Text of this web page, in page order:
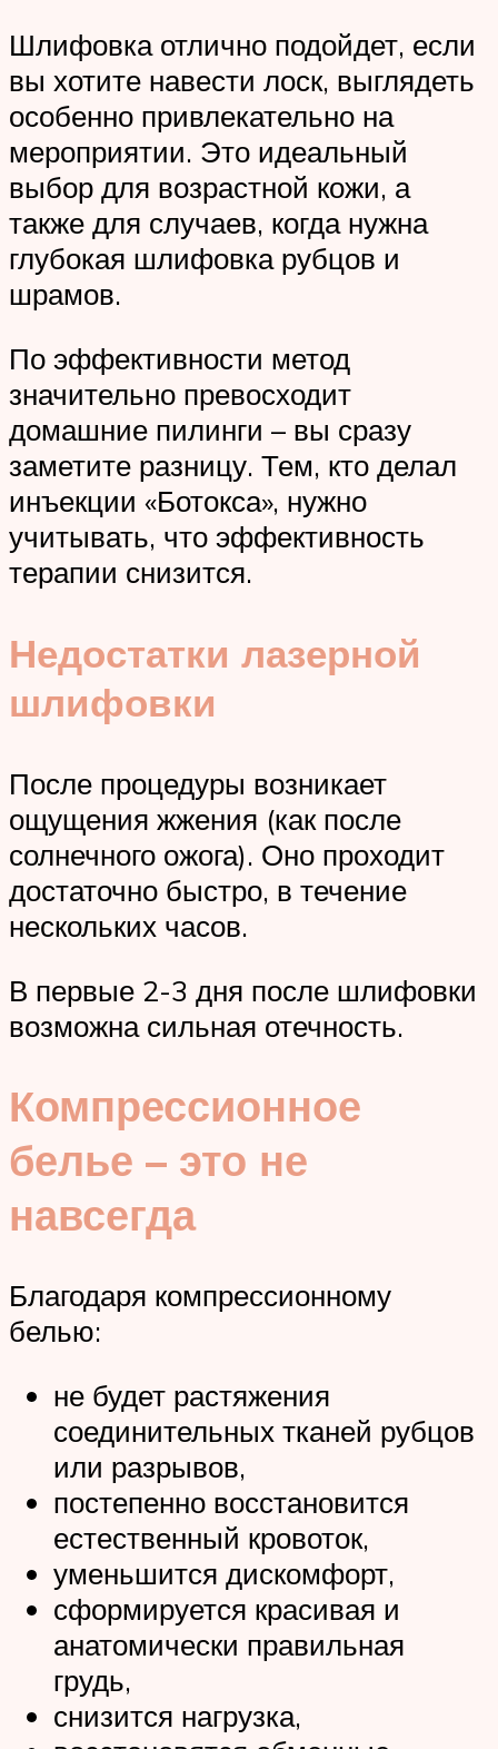
Шлифовка отлично подойдет, если
вы хотите навести лоск, выглядеть
особенно привлекательно на
мероприятии. Это идеальный
выбор для возрастной кожи, а
также для случаев, когда нужна
глубокая шлифовка рубцов и
шрамов.
По эффективности метод
значительно превосходит
домашние пилинги – вы сразу
заметите разницу. Тем, кто делал
инъекции «Ботокса», нужно
учитывать, что эффективность
терапии снизится.
Недостатки лазерной
шлифовки
После процедуры возникает
ощущения жжения (как после
солнечного ожога). Оно проходит
достаточно быстро, в течение
нескольких часов.
В первые 2-3 дня после шлифовки
возможна сильная отечность.
Компрессионное
белье – это не
навсегда
Благодаря компрессионному
белью:
не будет растяжения
соединительных тканей рубцов
или разрывов,
постепенно восстановится
естественный кровоток,
уменьшится дискомфорт,
сформируется красивая и
анатомически правильная
грудь,
снизится нагрузка,